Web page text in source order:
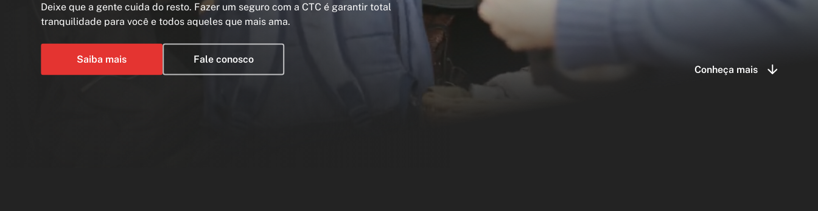
Deixe que a gente cuida do resto. Fazer um seguro com a CTC é garantir total
tranquilidade para você e todos aqueles que mais ama.
Saiba mais
Fale conosco
Conheça mais